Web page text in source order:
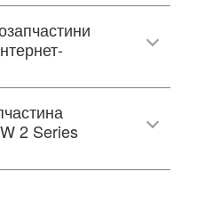
2 Series